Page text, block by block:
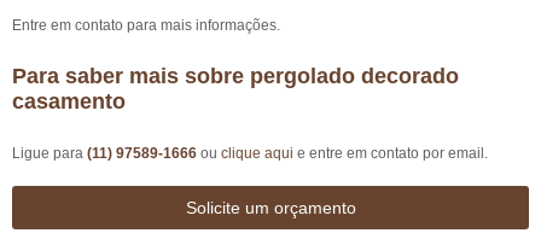
Entre em contato para mais informações.
Para saber mais sobre pergolado decorado
casamento
Ligue para (11) 97589-1666 ou clique aqui e entre em contato por email.
Solicite um orçamento